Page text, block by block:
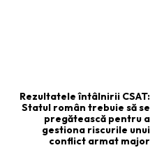
Rezultatele întâlnirii CSAT:
Statul român trebuie să se
pregătească pentru a
gestiona riscurile unui
conflict armat major